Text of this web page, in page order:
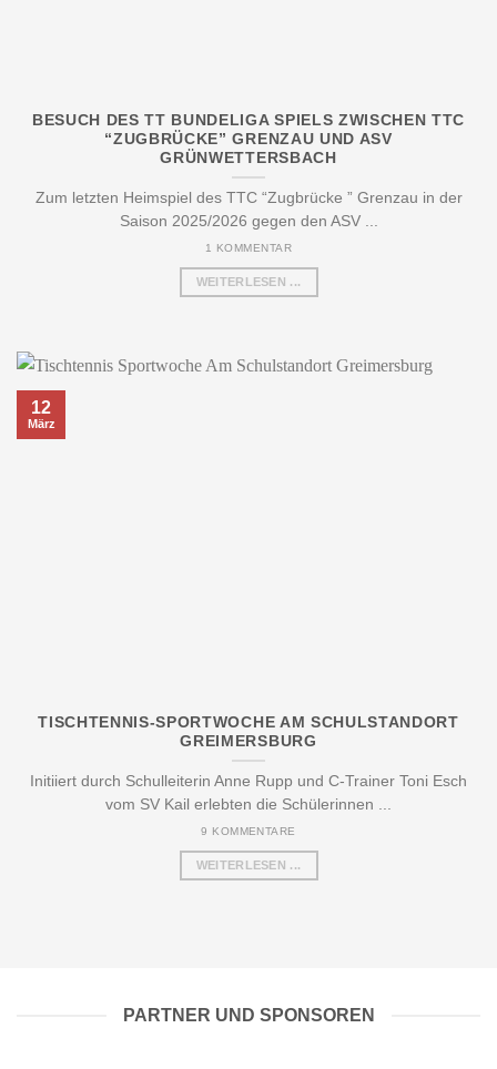
BESUCH DES TT BUNDELIGA SPIELS ZWISCHEN TTC
“ZUGBRÜCKE” GRENZAU UND ASV
GRÜNWETTERSBACH
Zum letzten Heimspiel des TTC “Zugbrücke ” Grenzau in der
Saison 2025/2026 gegen den ASV ...
1 KOMMENTAR
WEITERLESEN ...
TISCHTENNIS-SPORTWOCHE AM SCHULSTANDORT
GREIMERSBURG
Initiiert durch Schulleiterin Anne Rupp und C-Trainer Toni Esch
vom SV Kail erlebten die Schülerinnen ...
9 KOMMENTARE
WEITERLESEN ...
12
März
PARTNER UND SPONSOREN